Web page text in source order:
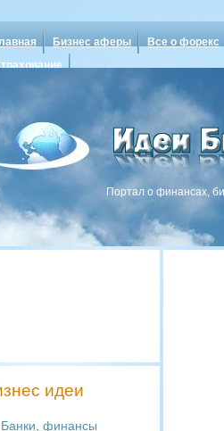
Бизнес аферы Все о форекс
Портал о финансах,
идеи
Банки, финансы